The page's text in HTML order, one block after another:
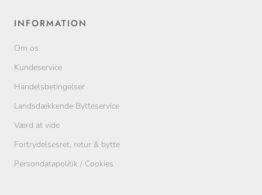
INFORMATION
Om os
Kundeservice
Handelsbetingelser
Landsdækkende Bytteservice
Værd at vide
Fortrydelsesret, retur & bytte
Persondatapolitik / Cookies